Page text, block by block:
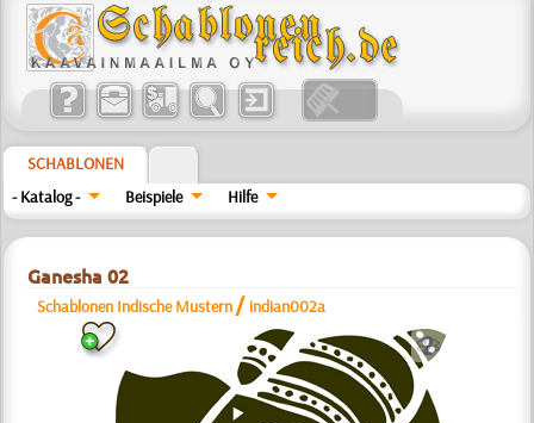
SCHABLONEN
- Katalog -
Beispiele Hilfe
Ganesha 02
Schablonen Indische Mustern / indian002a
b